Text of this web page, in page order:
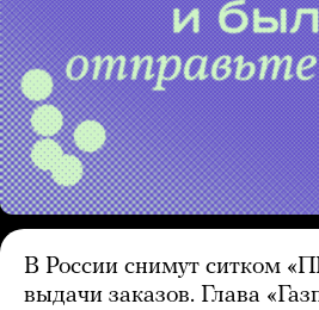
В России снимут ситком
выдачи заказов. Глава